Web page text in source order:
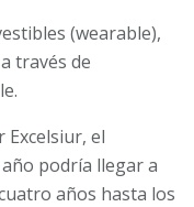
(wearable),
través de
Excelsiur, el
podría llegar a
años hasta los